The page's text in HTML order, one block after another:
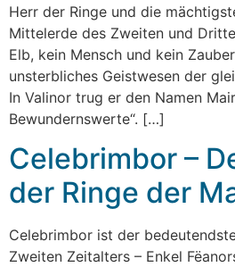
Herr der Ringe und die
Mittelerde des Zweiten und
Elb, kein Mensch und kein
unsterbliches Geistwesen der
In Valinor trug er den Namen
Bewundernswerte“. […]
Celebrimbor –
der Ringe der
Celebrimbor ist der
Zweiten Zeitalters – Enkel